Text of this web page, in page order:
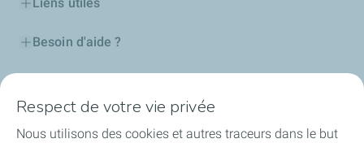
Liens utiles
Besoin d'aide ?
Certificats d'économies d'énergie
Respect de votre vie privée
Nous utilisons des cookies et autres traceurs dans le but